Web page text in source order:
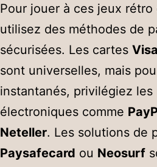
Pour jouer à ces jeux
utilisez des méthodes de
sécurisées. Les cartes Visa
sont universelles, mais
instantanés, privilégiez
électroniques comme
Neteller. Les solutions de
Paysafecard ou Neosurf